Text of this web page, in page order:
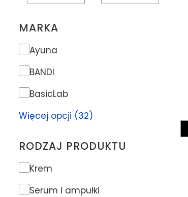
MARKA
Marka
Ayuna
BANDI
BasicLab
Więcej opcji (32)
RODZAJ PRODUKTU
Rodzaj produktu
Krem
Serum i ampułki